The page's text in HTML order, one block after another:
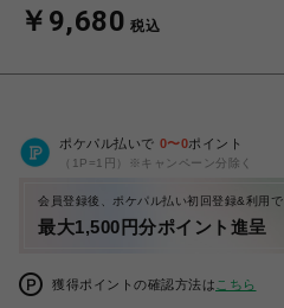
￥9,680 税込
ポケパル払いで 0〜0ポイント
（1P=1円）※キャンペーン分除く
会員登録後、ポケパル払い初回登録&利用で
最大1,500円分ポイント進呈
獲得ポイントの確認方法は こちら